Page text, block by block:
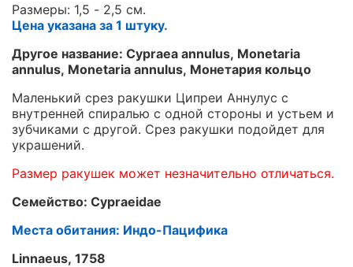
Размеры: 1,5 - 2,5 см.
Цена указана за 1 штуку.
Другое название: Cypraea annulus, Monetaria
annulus, Monetaria annulus, Монетария кольцо
Маленький срез ракушки Ципреи Аннулус с
внутренней спиралью с одной стороны и устьем и
зубчиками с другой. Срез ракушки подойдет для
украшений.
Размер ракушек может незначительно отличаться.
Семейство: Cypraeidae
Места обитания: Индо-Пацифика
Linnaeus, 1758